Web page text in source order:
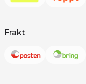
Frakt